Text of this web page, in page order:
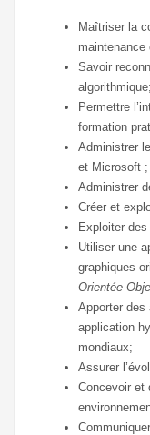
Maîtriser la
maintenance
Savoir
algorithmique;
Permettre
formation
Administrer
et Microsoft ;
Administrer
Créer et
Exploiter
Utiliser une
graphiques
Orientée
Apporter des
application
mondiaux;
Assurer
Concevoir et